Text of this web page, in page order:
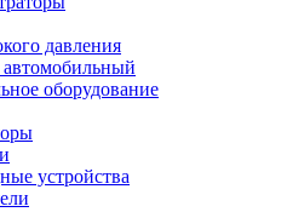
давления
оборудование
устройства